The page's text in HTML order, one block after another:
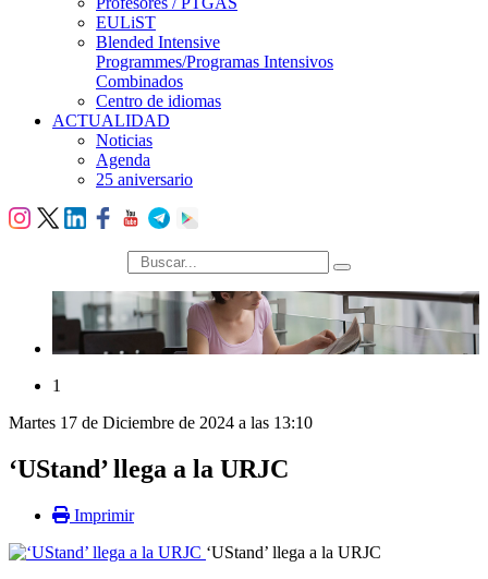
EULiST
Blended Intensive
Programmes/Programas Intensivos
Combinados
Centro de idiomas
ACTUALIDAD
Noticias
Agenda
25 aniversario
búsqueda
1
Martes 17 de Diciembre de 2024 a las 13:10
‘UStand’ llega a la URJC
Imprimir
‘UStand’ llega a la URJC